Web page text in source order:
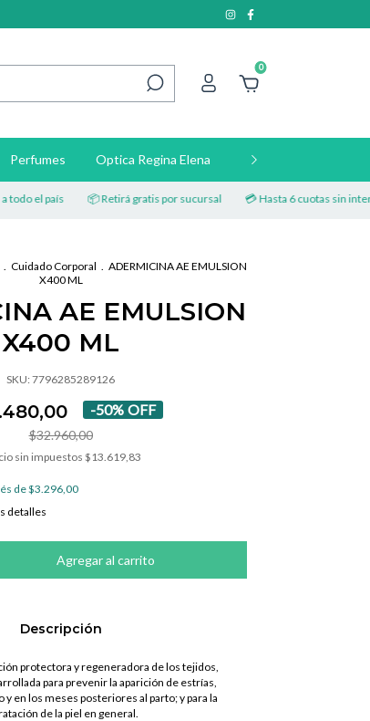
0
Perfumes Optica Regina Elena Contacto
el país 📦 Retirá gratis por sucursal 💳 Hasta 6 cuotas sin interés
. Cuidado Corporal . ADERMICINA AE EMULSION
X400 ML
AE EMULSION
X400 ML
SKU: 7796285289126
-50% OFF
$32.960,00
sin impuestos $13.619,83
de$3.296,00
detalles
Descripción
protectora y regeneradora de los tejidos,
para prevenir la aparición de estrías,
y en los meses posteriores al parto; y para la
de la piel en general.